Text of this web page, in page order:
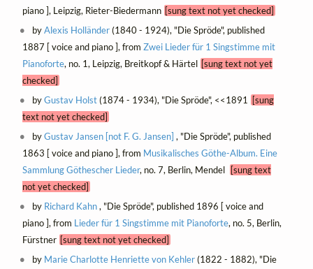
piano ], Leipzig, Rieter-Biedermann [sung text not yet checked]
byAlexis Holländer(1840 - 1924), "Die Spröde", published
1887 [ voice and piano ], from Zwei Lieder für 1 Singstimme mit
Pianoforte, no. 1, Leipzig, Breitkopf & Härtel [sung text not yet
checked]
byGustav Holst(1874 - 1934), "Die Spröde", <<1891
[sung
text not yet checked]
byGustav Jansen [not F. G. Jansen] , "Die Spröde", published
1863 [ voice and piano ], from Musikalisches Göthe-Album. Eine
Sammlung Göthescher Lieder, no. 7, Berlin, Mendel
[sung text
not yet checked]
by Richard Kahn, "Die Spröde", published 1896 [ voice and
piano ], from Lieder für 1 Singstimme mit Pianoforte, no. 5, Berlin,
Fürstner [sung text not yet checked]
by Marie Charlotte Henriette von Kehler(1822 - 1882), "Die